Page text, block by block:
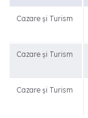
Cazare și Turism
Cazare și Turism
Cazare și Turism